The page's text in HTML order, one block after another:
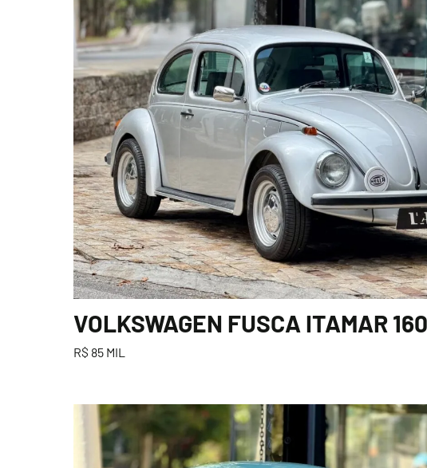
VOLKSWAGEN FUSCA ITAMAR
R$ 85 MIL